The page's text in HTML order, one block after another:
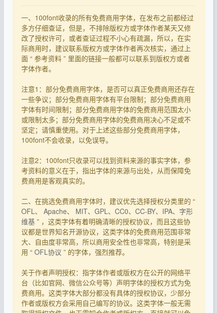
一、100font收录的所有免费商用字体，在发布之前都经过
多方仔细查证，但是，不排除版权方或字体作者某天又修
改了授权许可，或者查证过程不小心有疏漏，所以，在实
际商用时，建议联系版权方或字体作者再次核实，通过上
面 “ 参考资料 ” 里面的链接一般都可以联系到版权方或者
字体作者。
注意1：部分免费商用字体，是否可以真正免费商用还存在
一些争议；部分免费商用字体有平台限制；部分免费商用
字体有时间限制；部分免费商用字体的免费商用范围太小
或限制太多；部分免费商用字体的免费商用决心不足或不
坚定；请慎重使用。对于上述这些部分免费商用字体，
100font不会收录，以免误导。
注意2：100font只收录可以找到资料来源的事实字体，参
考资料的意义在于，指出字体的来源与出处，从而保障免
费商用是客观真实的。
二、在挑选免费商用字体时，建议优先选择授权分类里的 “
OFL、 Apache、 MIT、 GPL、 CC0、 CC-BY、 IPA、 字形
维基 ” ，这类字体有着明确清晰的授权协议，而且这些协
议都是世界知名开源协议，这类字体的免费商用范围非常
大、自由度非常高，所以商用安全性也非常高，特别是采
用 “ OFL协议 ” 的字体，强烈推荐。
关于作者声明授权：指字体作者或版权方在公开的网络平
台（比如官网、微信公众号等）声明字体的授权方式为免
费商用。这类字体大部分都没有具体的授权协议，少部分
作者或版权方会采用自己编写的协议。这类字体一般无需